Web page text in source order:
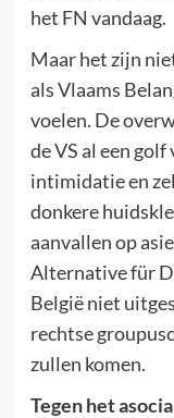
het FN vandaag.
Maar het zijn
als Vlaams
voelen. De
de VS al een
intimidatie en
donkere
aanvallen op
Alternative für
België niet
rechtse
zullen komen.
Tegen het